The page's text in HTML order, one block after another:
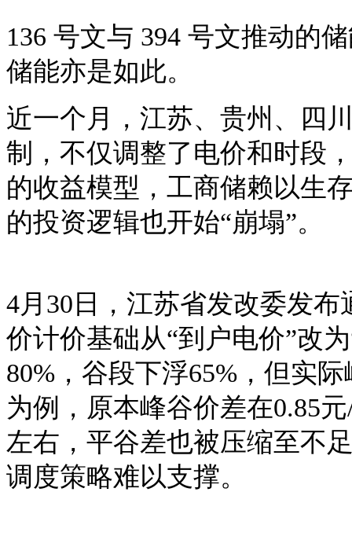
136 号文与 394 号文推动的
储能亦是如此。
近一个月，江苏、贵州、四
制，不仅调整了电价和时段
的收益模型，工商储赖以生
的投资逻辑也开始“崩塌”。
4月30日，江苏省发改委发布
价计价基础从“到户电价”改
80%，谷段下浮65%，但实
为例，原本峰谷价差在0.85
左右，平谷差也被压缩至不
调度策略难以支撑。